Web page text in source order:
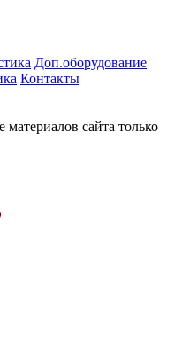
Доп.оборудование
Контакты
сайта только